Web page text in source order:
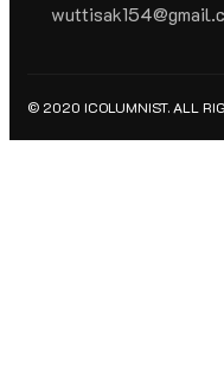
© 2020 ICOLUMNIST. ALL